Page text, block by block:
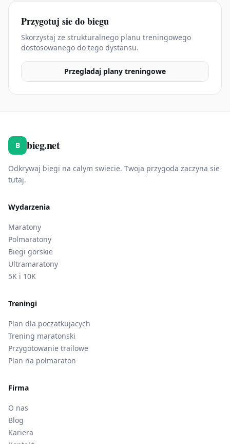
Przygotuj sie do biegu
Skorzystaj ze strukturalnego planu treningowego
dostosowanego do tego dystansu.
Przegladaj plany treningowe
B bieg.net
Odkrywaj biegi na calym swiecie. Twoja przygoda zaczyna sie
tutaj.
Wydarzenia
Maratony
Polmaratony
Biegi gorskie
Ultramaratony
5K i 10K
Treningi
Plan dla poczatkujacych
Trening maratonski
Przygotowanie trailowe
Plan na polmaraton
Firma
O nas
Blog
Kariera